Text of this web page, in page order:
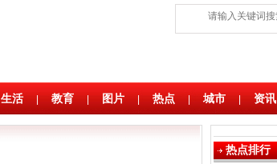
生活 教育 图片 热点 城市 资讯
热点排行